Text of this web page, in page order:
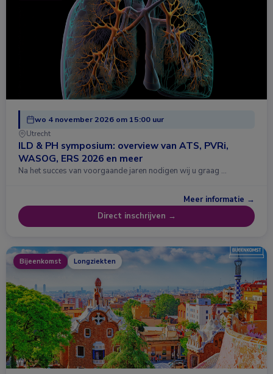
wo 4 november 2026 om 15:00 uur
Utrecht
ILD & PH symposium: overview van ATS, PVRi,
WASOG, ERS 2026 en meer
Na het succes van voorgaande jaren nodigen wij u graag …
Meer informatie →
Direct inschrijven →
Bijeenkomst Longziekten